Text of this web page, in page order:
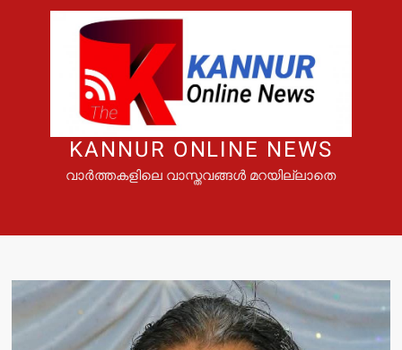
KANNUR ONLINE NEWS
വാർത്തകളിലെ വാസ്തവങ്ങൾ മറയില്ലാതെ